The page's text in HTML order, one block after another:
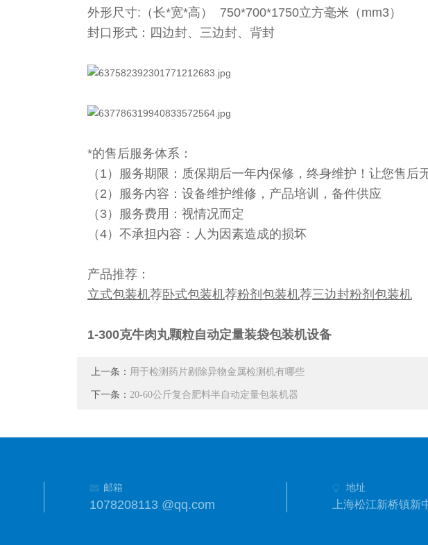
外形尺寸:（长*宽*高） 750*700*1750立方毫米（mm3）
封口形式：四边封、三边封、背封
*的售后服务体系：
（1）服务期限：质保期后一年内保修，终身维护！让您售后
（2）服务内容：设备维护维修，产品培训，备件供应
（3）服务费用：视情况而定
（4）不承担内容：人为因素造成的损坏
产品推荐：
立式包装机荐卧式包装机荐粉剂包装机荐三边封粉剂包装机
1-300克牛肉丸颗粒自动定量装袋包装机设备
上一条： 用于检测药片剔除异物金属检测机有哪些
下一条： 20-60公斤复合肥料半自动定量包装机器
邮箱
1078208113 @qq.com
地址
上海松江新桥镇新